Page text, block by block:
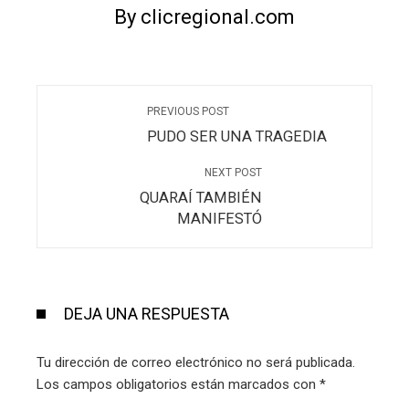
By clicregional.com
PREVIOUS POST
PUDO SER UNA TRAGEDIA
NEXT POST
QUARAÍ TAMBIÉN
MANIFESTÓ
DEJA UNA RESPUESTA
Tu dirección de correo electrónico no será publicada.
Los campos obligatorios están marcados con *